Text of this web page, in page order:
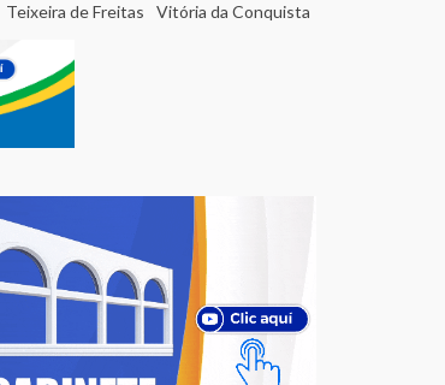
Teixeira de Freitas Vitória da Conquista